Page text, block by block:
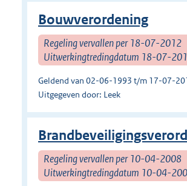
Bouwverordening
Regeling vervallen per 18-07-2012
Uitwerkingtredingdatum 18-07-
Geldend van 02-06-1993 t/m 17-07-
Uitgegeven door: Leek
Regeling vervallen per 10-04-2008
Uitwerkingtredingdatum 10-04-